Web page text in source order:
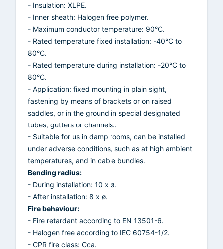
- Insulation: XLPE.
- Inner sheath: Halogen free polymer.
- Maximum conductor temperature: 90°C.
- Rated temperature fixed installation: -40°C to
80°C.
- Rated temperature during installation: -20°C to
80°C.
- Application: fixed mounting in plain sight,
fastening by means of brackets or on raised
saddles, or in the ground in special designated
tubes, gutters or channels..
- Suitable for us in damp rooms, can be installed
under adverse conditions, such as at high ambient
temperatures, and in cable bundles.
Bending radius:
- During installation: 10 x ø.
- After installation: 8 x ø.
Fire behaviour:
- Fire retardant according to EN 13501-6.
- Halogen free according to IEC 60754-1/2.
- CPR fire class: Cca.